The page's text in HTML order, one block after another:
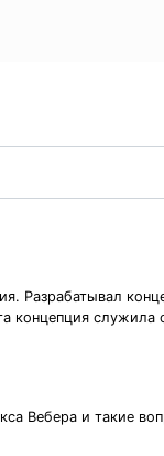
Разрабатывал
концепция
Вебера и такие